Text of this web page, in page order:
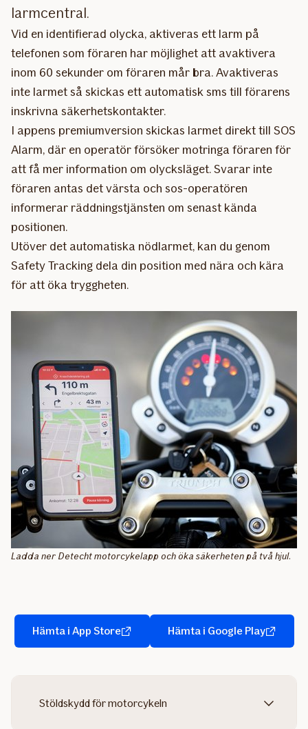
larmcentral.
Vid en identifierad olycka, aktiveras ett larm på
telefonen som föraren har möjlighet att avaktivera
inom 60 sekunder om föraren mår bra. Avaktiveras
inte larmet så skickas ett automatisk sms till förarens
inskrivna säkerhetskontakter.
I appens premiumversion skickas larmet direkt till SOS
Alarm, där en operatör försöker motringa föraren för
att få mer information om olycksläget. Svarar inte
föraren antas det värsta och sos-operatören
informerar räddningstjänsten om senast kända
positionen.
Utöver det automatiska nödlarmet, kan du genom
Safety Tracking dela din position med nära och kära
för att öka tryggheten.
Ladda ner Detecht motorcykelapp och öka säkerheten på två hjul.
Hämta i App Store Hämta i Google Play
Stöldskydd för motorcykeln